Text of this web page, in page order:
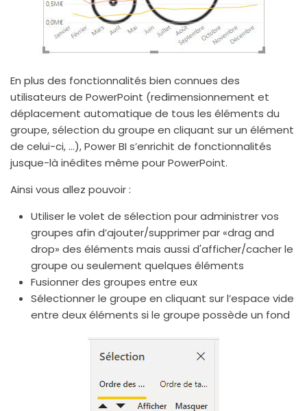
En plus des fonctionnalités bien connues des
utilisateurs de PowerPoint (redimensionnement et
déplacement automatique de tous les éléments du
groupe, sélection du groupe en cliquant sur un élément
de celui-ci, …), Power BI s’enrichit de fonctionnalités
jusque-là inédites même pour PowerPoint.
Ainsi vous allez pouvoir :
Utiliser le volet de sélection pour administrer vos
groupes afin d’ajouter/supprimer par «drag and
drop» des éléments mais aussi d'afficher/cacher le
groupe ou seulement quelques éléments
Fusionner des groupes entre eux
Sélectionner le groupe en cliquant sur l’espace vide
entre deux éléments si le groupe possède un fond